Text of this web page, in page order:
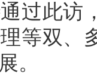
过此访
等双、
。